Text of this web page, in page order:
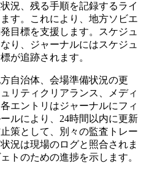
況、残る手順を記録するライ
す。これにより、地方ソビエ
目標を支援します。スケジュ
り、ジャーナルにはスケジュ
が追跡されます。
自治体、会場準備状況の更
リティクリアランス、メディ
エントリはジャーナルにフィ
ルにより、24時間以内に更新
策として、別々の監査トレー
況は現場のログと照合されま
トのための進捗を示します。